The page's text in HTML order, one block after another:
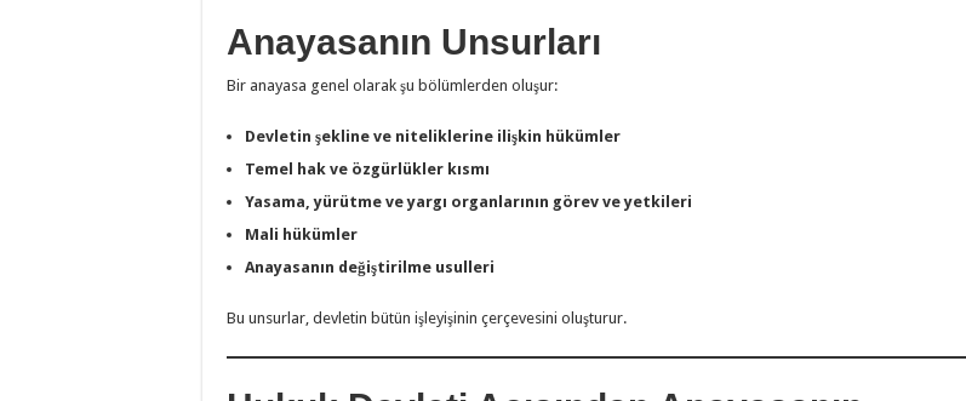
Anayasanın Unsurları
Bir anayasa genel olarak şu bölümlerden oluşur:
Devletin şekline ve niteliklerine ilişkin hükümler
Temel hak ve özgürlükler kısmı
Yasama, yürütme ve yargı organlarının görev ve yetkileri
Mali hükümler
Anayasanın değiştirilme usulleri
Bu unsurlar, devletin bütün işleyişinin çerçevesini oluşturur.